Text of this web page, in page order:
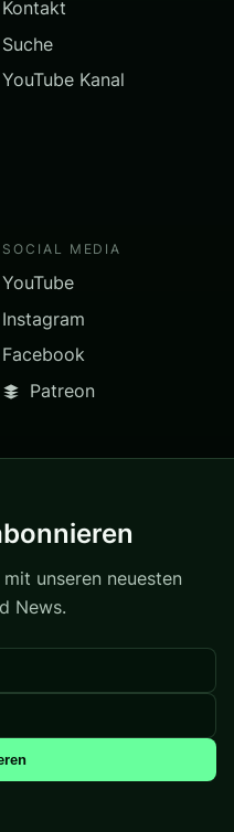
Kontakt
Suche
YouTube Kanal
SOCIAL MEDIA
YouTube
Instagram
Facebook
Patreon
unseren neuesten
News.